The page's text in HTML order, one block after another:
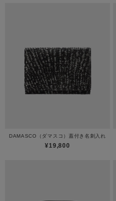
DAMASCO（ダマスコ）蓋付き名刺入れ
¥19,800